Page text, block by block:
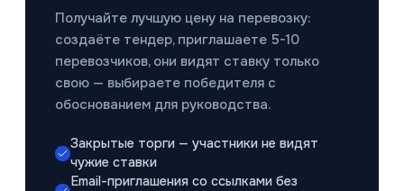
Получайте лучшую цену на перевозку:
создаёте тендер, приглашаете 5-10
перевозчиков, они видят ставку только
свою — выбираете победителя с
обоснованием для руководства.
Закрытые торги — участники не видят
чужие ставки
Email-приглашения со ссылками без